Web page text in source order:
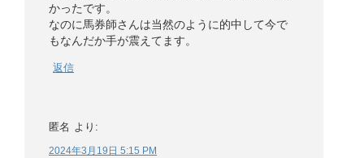
かったです。
なのに馬券師さんは当然のように的中して今で
もなんだか手が震えてます。
返信
匿名 より:
2024年3月19日 5:15 PM